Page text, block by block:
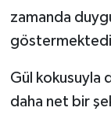
zamanda
Gül kokusuyla
daha net bir